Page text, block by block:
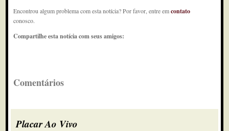
Encontrou algum problema com esta notícia? Por favor, entre emcontato
conosco.
Compartilhe esta notícia com seus amigos:
Comentários
Placar Ao Vivo